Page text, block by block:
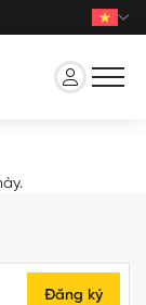
Đăng ký